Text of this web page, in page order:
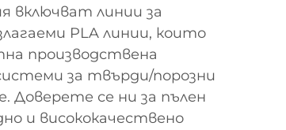
включват линии за
PLA линии, които
производствена
за твърди/порозни
Доверете се ни за пълен
и висококачествено